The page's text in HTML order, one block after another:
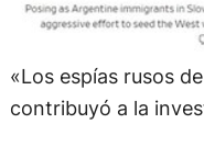
«Los espías rusos
contribuyó a la